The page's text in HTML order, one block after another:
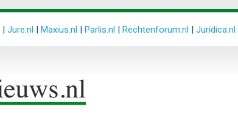
| Jure.nl | Maxius.nl | Parlis.nl | Rechtenforum.nl | Juridica.nl